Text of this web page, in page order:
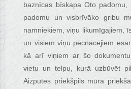
baznīcas bīskapa Oto
padomu un visbrīvāko gribu
namniekiem, viņu likumīgajiem,
un visiem viņu pēcnācējiem
kā arī viņiem ar šo
vietu un telpu, kurā uzbūvēt
Aizputes priekšpils mūra